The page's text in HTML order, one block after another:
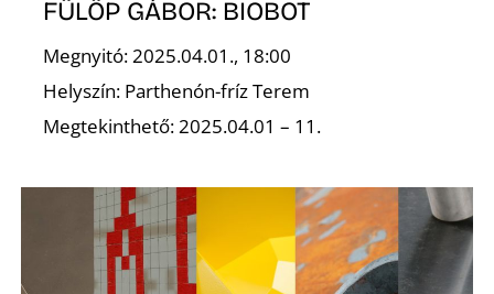
FÜLÖP GÁBOR: BIOBOT
Megnyitó: 2025.04.01., 18:00
Helyszín: Parthenón-fríz Terem
Megtekinthető: 2025.04.01 – 11.